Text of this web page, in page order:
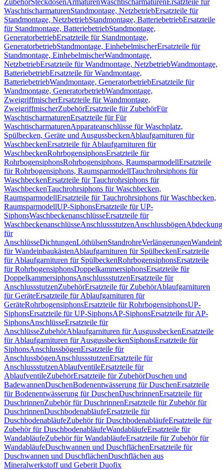
ZubehörSteckdosenArmaturenWaschtischarmaturen Ersatzteile für
WaschtischarmaturenStandmontage, NetzbetriebErsatzteile für
Standmontage, NetzbetriebStandmontage, BatteriebetriebErsatzteile
für Standmontage, BatteriebetriebStandmontage,
GeneratorbetriebErsatzteile für Standmontage,
GeneratorbetriebStandmontage, EinhebelmischerErsatzteile für
Standmontage, EinhebelmischerWandmontage,
NetzbetriebErsatzteile für Wandmontage, NetzbetriebWandmontage,
BatteriebetriebErsatzteile für Wandmontage,
BatteriebetriebWandmontage, GeneratorbetriebErsatzteile für
Wandmontage, GeneratorbetriebWandmontage,
ZweigriffmischerErsatzteile für Wandmontage,
ZweigriffmischerZubehörErsatzteile für ZubehörFür
WaschtischarmaturenErsatzteile für Für
WaschtischarmaturenApparateanschlüsse für Waschplatz,
Spülbecken, Geräte und AusgussbeckenAblaufgarnituren für
WaschbeckenErsatzteile für Ablaufgarnituren für
WaschbeckenRohrbogensiphonsErsatzteile für
RohrbogensiphonsRohrbogensiphons, RaumsparmodellErsatzteile
für Rohrbogensiphons, RaumsparmodellTauchrohrsiphons für
WaschbeckenErsatzteile für Tauchrohrsiphons für
WaschbeckenTauchrohrsiphons für Waschbecken,
RaumsparmodellErsatzteile für Tauchrohrsiphons für Waschbecken,
RaumsparmodellUP-SiphonsErsatzteile für UP-
SiphonsWaschbeckenanschlüsseErsatzteile für
WaschbeckenanschlüsseAnschlussstutzenAnschlussbögen
für
AnschlüsseDichtungenLöthülsenStandrohreVerlängerungen
für WandeinbaukästenAblaufgarnituren für SpülbeckenErsatzteile
für Ablaufgarnituren für SpülbeckenRohrbogensiphonsErsatzteile
für RohrbogensiphonsDoppelkammersiphonsErsatzteile für
DoppelkammersiphonsAnschlussstutzenErsatzteile für
AnschlussstutzenZubehörErsatzteile für ZubehörAblaufgarnituren
für GeräteErsatzteile für Ablaufgarnituren für
GeräteRohrbogensiphonsErsatzteile für RohrbogensiphonsUP-
SiphonsErsatzteile für UP-SiphonsAP-SiphonsErsatzteile für AP-
SiphonsAnschlüsseErsatzteile für
AnschlüsseZubehörAblaufgarnituren für AusgussbeckenErsatzteile
für Ablaufgarnituren für AusgussbeckenSiphonsErsatzteile für
SiphonsAnschlussbögenErsatzteile für
AnschlussbögenAnschlussstutzenErsatzteile für
AnschlussstutzenAblaufventileErsatzteile für
AblaufventileZubehörErsatzteile für ZubehörDuschen und
BadewannenDuschenBodenentwässerung für DuschenErsatzteile
für Bodenentwässerung für DuschenDuschrinnenErsatzteile für
DuschrinnenZubehör für DuschrinnenErsatzteile für Zubehör für
DuschrinnenDuschbodenabläufeErsatzteile für
DuschbodenabläufeZubehör für DuschbodenabläufeErsatzteile für
Zubehör für DuschbodenabläufeWandabläufeErsatzteile für
WandabläufeZubehör für WandabläufeErsatzteile für Zubehör für
WandabläufeDuschwannen und DuschflächenErsatzteile für
Duschwannen und DuschflächenDuschflächen aus
Mineralwerkstoff und Geberit Duofix